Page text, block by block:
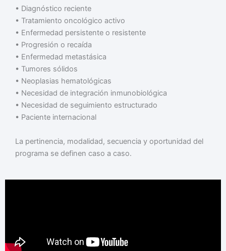
•⁠ ⁠Diagnóstico reciente
•⁠ ⁠Tratamiento oncológico activo
•⁠ ⁠Enfermedad persistente o resistente
•⁠ ⁠Progresión o recaída
•⁠ ⁠Enfermedad metastásica
•⁠ ⁠Tumores sólidos
•⁠ ⁠Neoplasias hematológicas
•⁠ ⁠Necesidad de integración inmunobiológica
•⁠ ⁠Necesidad de seguimiento estructurado
•⁠ ⁠Paciente internacional
La pertinencia, modalidad, secuencia y oportunidad del
programa se definen caso a caso.